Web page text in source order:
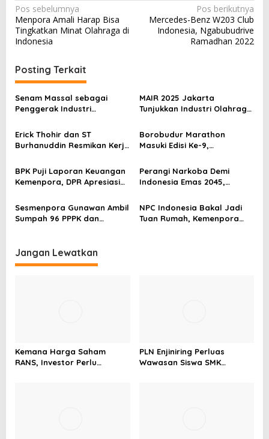
N
a
v
i
g
a
s
i
p
s
Pos sebelumnya
Menpora Amali Harap Bisa
Tingkatkan Minat Olahraga di
Indonesia
Pos berikutnya
Mercedes-Benz W203 Club
Indonesia, Ngabubudrive
Ramadhan 2022
Posting Terkait
Senam Massal sebagai
Penggerak Industri
2025 untuk Ekonomi
Nasional
MAIR 2025 Jakarta
Tunjukkan Industri Olahraga
Erick Thohir dan ST
Burhanuddin Resmikan Kerja
Program Pemuda dan
Olahraga
Borobudur Marathon
Masuki Edisi Ke-9,
Kolaborasi
BPK Puji Laporan Keuangan
Kemenpora, DPR Apresiasi
Perangi Narkoba Demi
Indonesia Emas 2045,
Sesmenpora Gunawan Ambil
Sumpah 96 PPPK dan
NPC Indonesia Bakal Jadi
Tuan Rumah, Kemenpora
Jangan Lewatkan
Kemana Harga Saham
RANS, Investor Perlu
PLN Enjiniring Perluas
Wawasan Siswa SMK